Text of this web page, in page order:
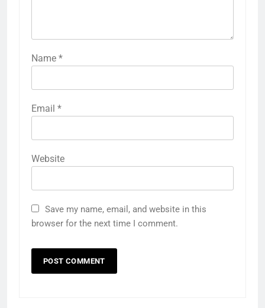
Name *
Email *
Website
Save my name, email, and website in this
browser for the next time I comment.